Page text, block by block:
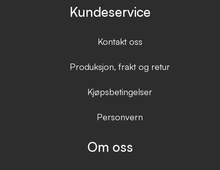
Kundeservice
Kontakt oss
Produksjon, frakt og retur
Kjøpsbetingelser
Personvern
Om oss